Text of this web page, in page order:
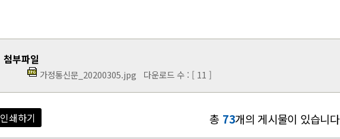
첨부파일
가정통신문_20200305.jpg 다운로드 수 : [ 11 ]
인쇄하기 총 73개의 게시물이 있습니